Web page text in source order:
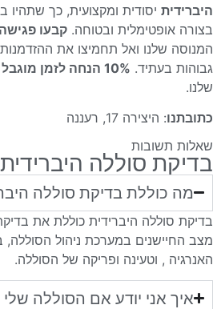
היברידית יסודית ומקצועית, כך
בצורה אופטימלית ובטוחה. קבעו
המנוסה שלנו ואל תחמיצו את ההזדמנות
גבוהות בעתיד. 10% הנחה לזמן מוגבל
שלנו.
כתובתנו: היצירה 17, רעננה
שאלות תשובות
בדיקת סוללה
מה כוללת בדיקת סוללה
בדיקת סוללה היברידית כוללת את
מצב החיישנים במערכת ניהול הסוללה,
האנרגיה , וטעינה ופריקה של הסוללה.
איך אני יודע אם הסוללה